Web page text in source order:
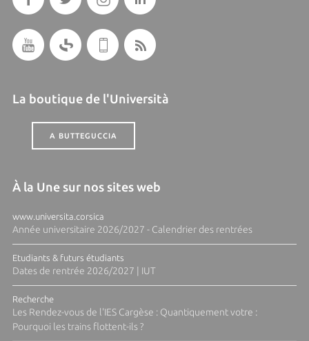
La boutique de l'Università
A BUTTEGUCCIA
À la Une sur nos sites web
www.universita.corsica
Année universitaire 2026/2027 - Calendrier des rentrées
Etudiants & futurs étudiants
Dates de rentrée 2026/2027 | IUT
Recherche
Les Rendez-vous de l'IES Cargèse : Quantiquement votre :
Pourquoi les trains flottent-ils ?